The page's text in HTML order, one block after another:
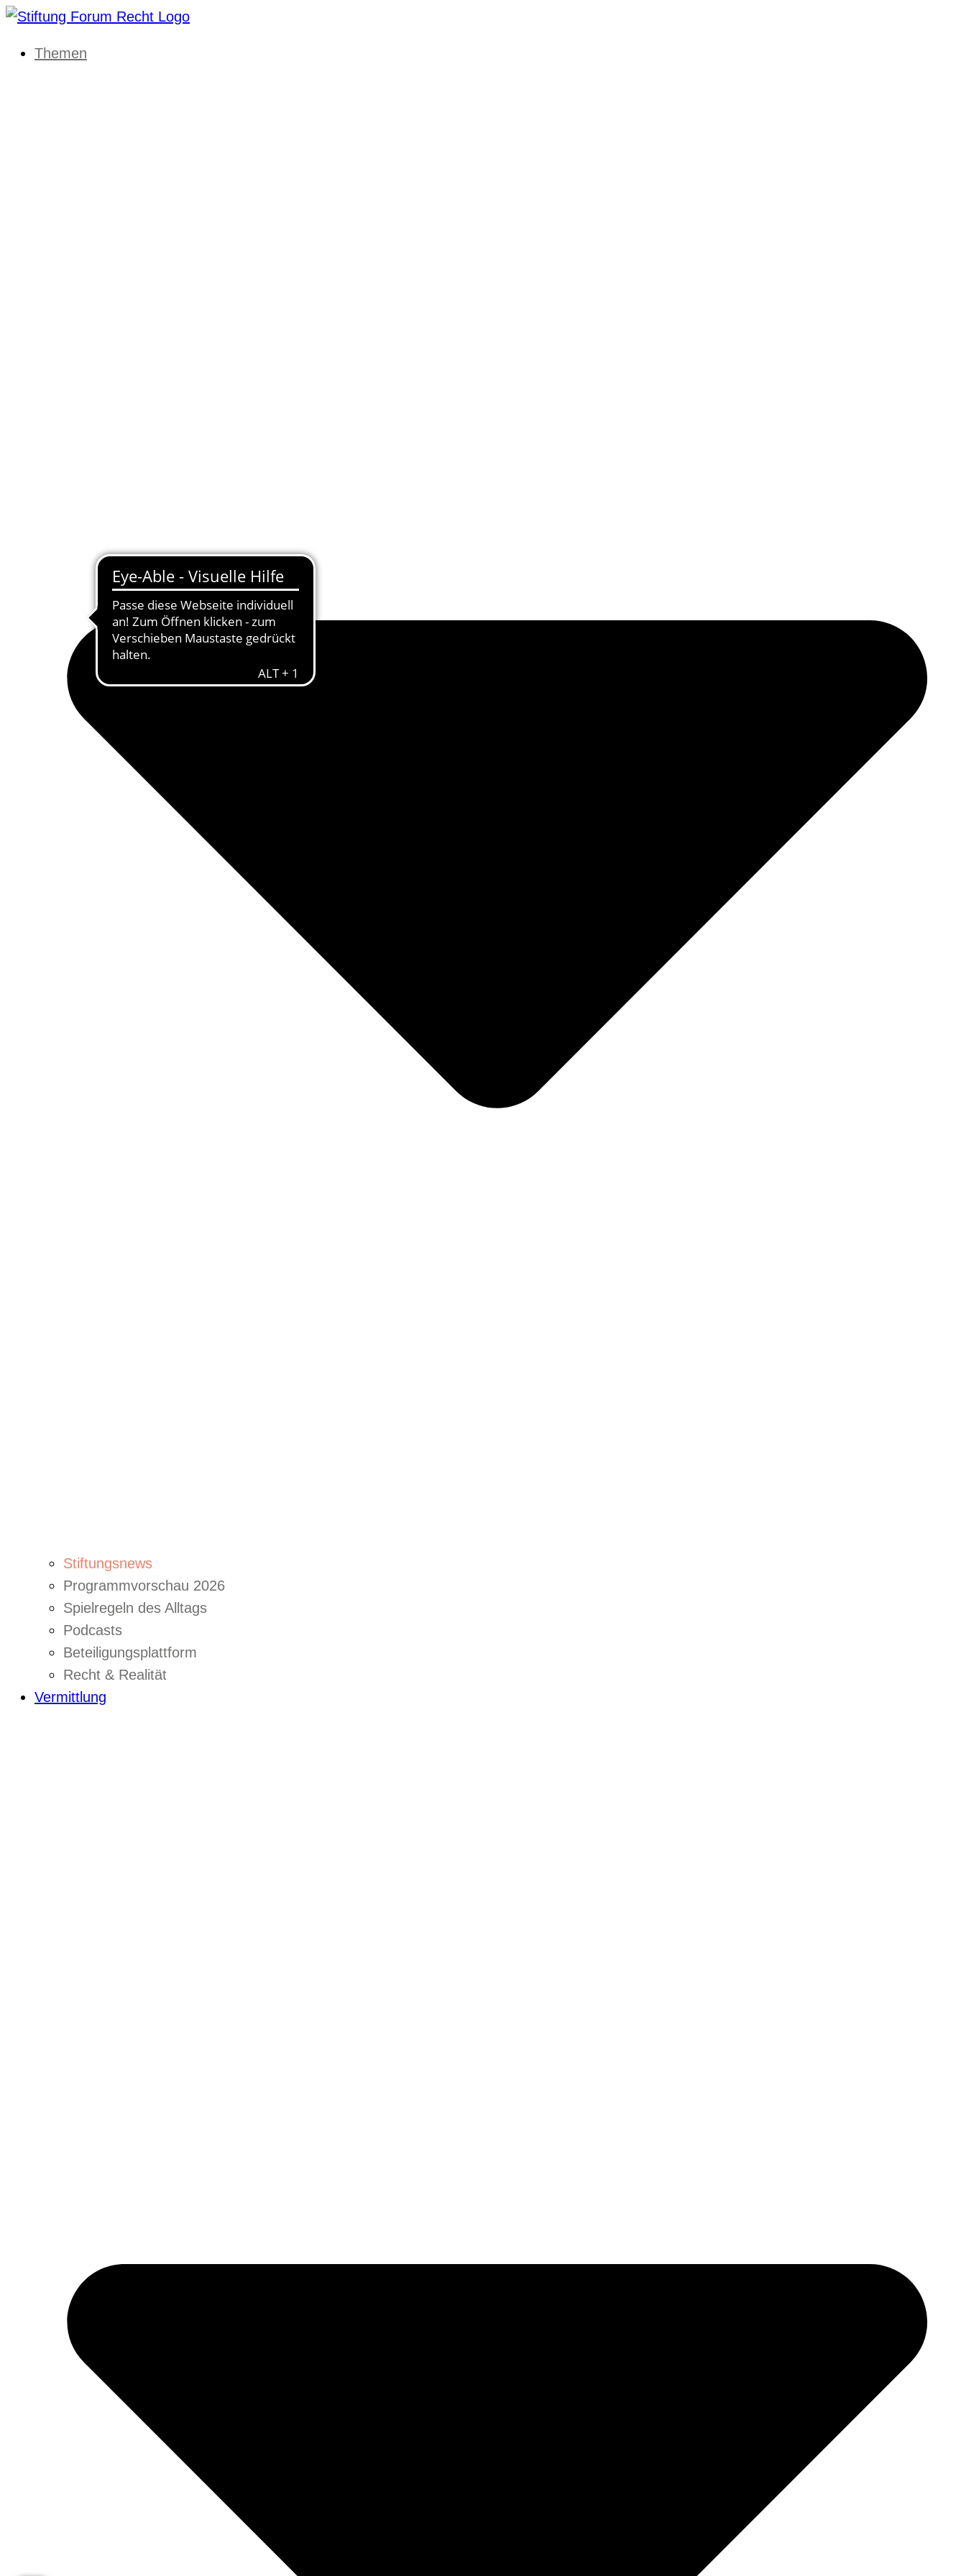
Themen
Stiftungsnews
Programmvorschau 2026
Spielregeln des Alltags
Podcasts
Beteiligungsplattform
Recht & Realität
Vermittlung